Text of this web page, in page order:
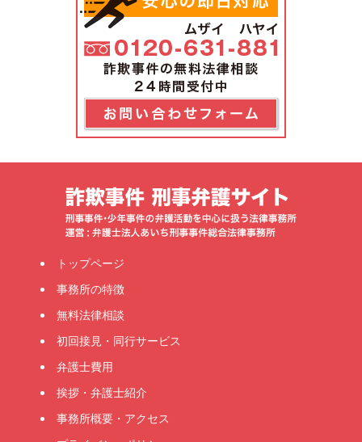
トップページ
事務所の特徴
無料法律相談
初回接見・同行サービス
弁護士費用
挨拶・弁護士紹介
事務所概要・アクセス